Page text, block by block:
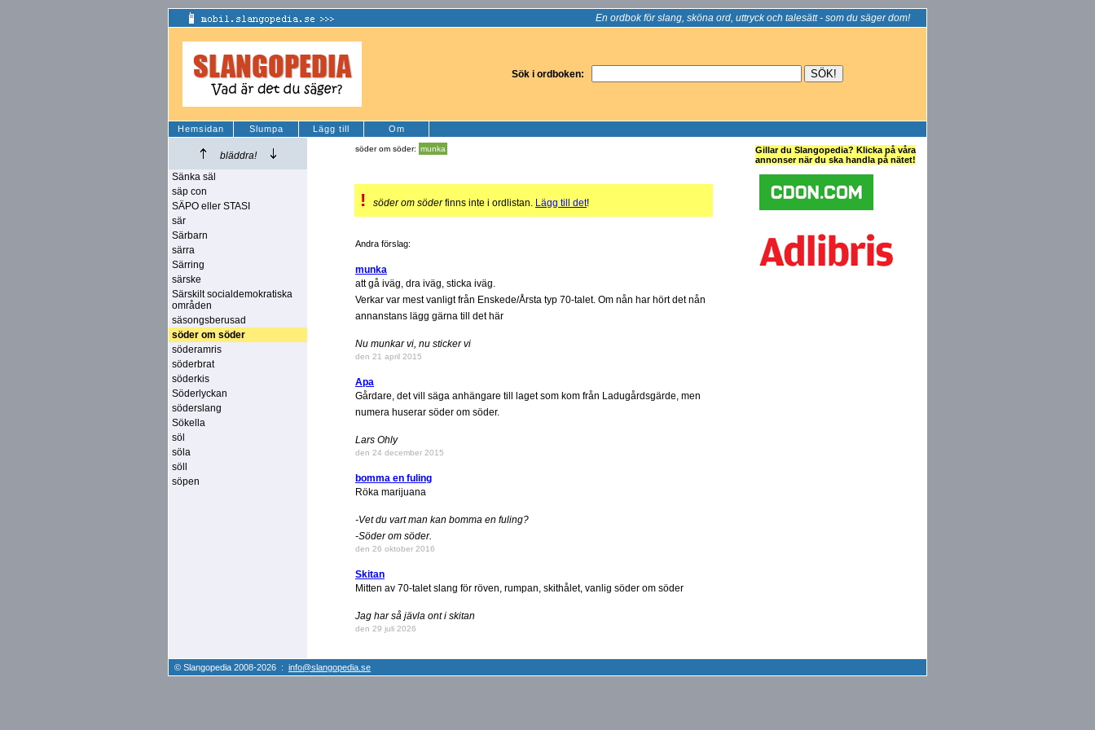
En ordbok för slang, sköna ord, uttryck och talesätt - som du säger dom!
Sök i ordboken:
Hemsidan Slumpa Lägg till Om
bläddra!
Sänka säl
säp con
SÄPO eller STASI
sär
Särbarn
särra
Särring
särske
Särskilt socialdemokratiska
områden
säsongsberusad
söder om söder
söderamris
söderbrat
söderkis
Söderlyckan
söderslang
Sökella
söl
söla
söll
söpen
söder om söder: munka
! söder om söderfinns inte i ordlistan. Lägg till det!
Andra förslag:
munka
att gå iväg, dra iväg, sticka iväg.
Verkar var mest vanligt från Enskede/Årsta typ 70-talet. Om nån har hört det nån
annanstans lägg gärna till det här
Nu munkar vi, nu sticker vi
den 21 april 2015
Apa
Gårdare, det vill säga anhängare till laget som kom från Ladugårdsgärde, men
numera huserar söder om söder.
Lars Ohly
den 24 december 2015
bomma en fuling
Röka marijuana
-Vet du vart man kan bomma en fuling?
-Söder om söder.
den 26 oktober 2016
Skitan
Mitten av 70-talet slang för röven, rumpan, skithålet, vanlig söder om söder
Jag har så jävla ont i skitan
den 29 juli 2026
Gillar du Slangopedia? Klicka på våra
annonser när du ska handla på nätet!
© Slangopedia 2008-2026 : info@slangopedia.se